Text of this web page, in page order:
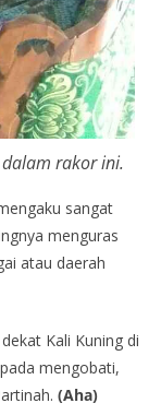
rakor ini.
sangat
menguras
atau daerah
Kali Kuning di
mengobati,
(Aha)